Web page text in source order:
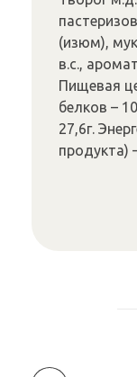
(изюм),
в.с.,
Пищевая
белков –
27,6г.
продукта)